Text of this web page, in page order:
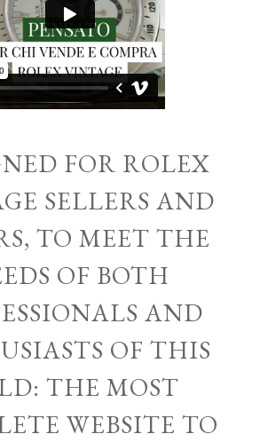
FOR ROLEX
SELLERS AND
TO MEET THE
OF BOTH
AND
OF THIS
THE MOST
WEBSITE TO